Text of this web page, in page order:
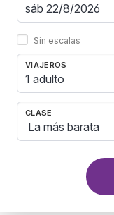
Sin escalas
VIAJEROS
1 adulto
CLASE